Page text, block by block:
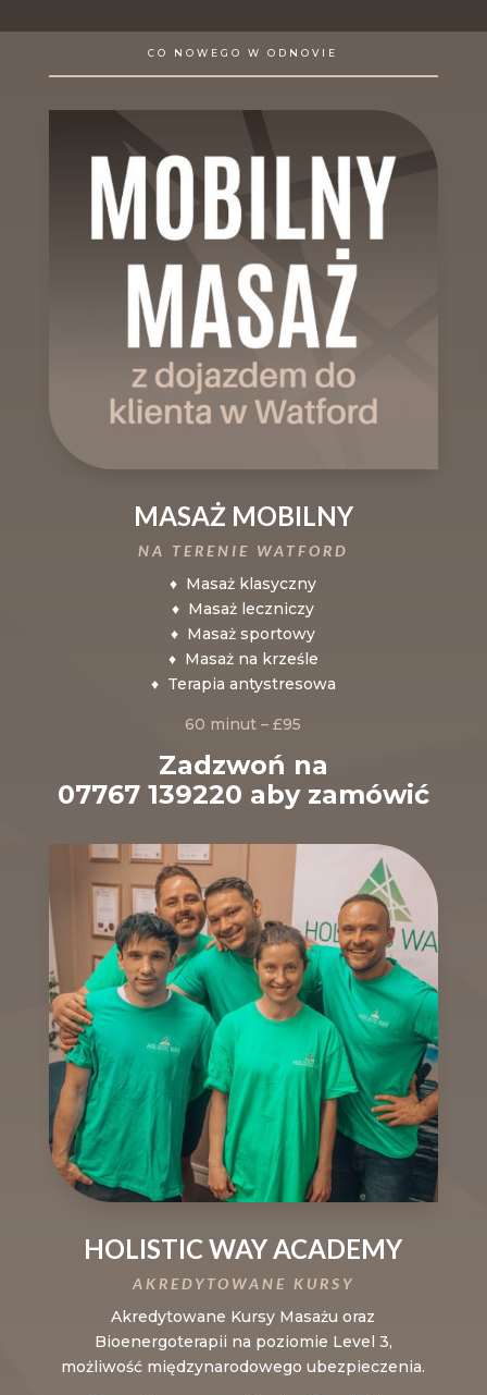
CO NOWEGO W ODNOVIE
MASAŻ MOBILNY
NA TERENIE WATFORD
♦ Masaż klasyczny
♦ Masaż leczniczy
♦ Masaż sportowy
♦ Masaż na krześle
♦ Terapia antystresowa
60 minut – £95
Zadzwoń na
07767 139220 aby zamówić
HOLISTIC WAY ACADEMY
AKREDYTOWANE KURSY
Akredytowane Kursy Masażu oraz
Bioenergoterapii na poziomie Level 3,
możliwość międzynarodowego ubezpieczenia.